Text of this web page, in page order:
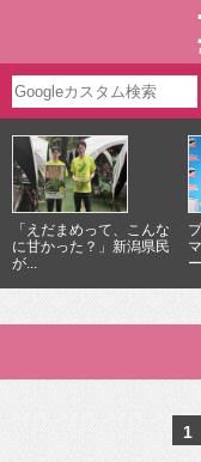
「えだまめって、こんな
に甘かった？」新潟県民
が...
1